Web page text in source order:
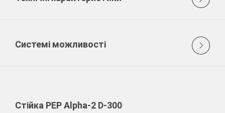
Системі можливості
Стійка PEP Alpha-2 D-300